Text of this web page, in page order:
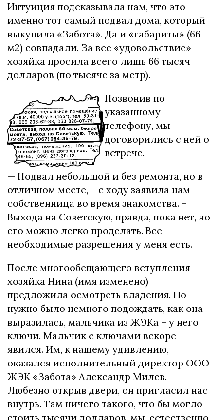
Интуиция подсказывала нам, что это
именно тот самый подвал дома, который
выкупила «Забота». Да и «габариты» (66
м2) совпадали. За все «удовольствие»
хозяйка просила всего лишь 66 тысяч
долларов (по тысяче за метр).
Позвонив по
указанному
телефону, мы
договорились с ней о
встрече.
— Подвал небольшой и без ремонта, но в
отличном месте, – с ходу заявила нам
собственница во время знакомства. –
Выхода на Советскую, правда, пока нет, но
его можно легко проделать. Все
необходимые разрешения у меня есть.
После многообещающего вступления
хозяйка Нина (имя изменено)
предложила осмотреть владения. Но
нужно было немного подождать, как она
выразилась, мальчика из ЖЭКа – у него
ключи. Мальчик с ключами вскоре
явился. Им, к нашему удивлению,
оказался исполнительный директор ООО
ЖЭК «Забота» Александр Милев.
Любезно открыв двери, он пригласил нас
внутрь. Там ничего такого, что бы могло
стоить тысячи долларов, мы, естественно,